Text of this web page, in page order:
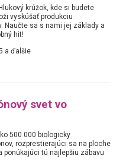
krúžok, kde si budete
vyskúšať produkciu
Naučte sa s nami jej základy a
hit!
a ďalšie
svet vo
500 000 biologicky
rozprestierajúci sa na ploche
ponúkajúci tú najlepšiu zábavu